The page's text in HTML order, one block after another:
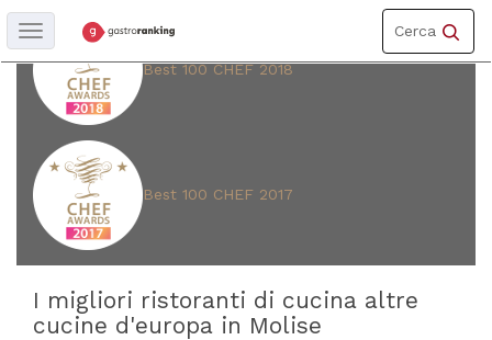
Toggle
navigation
Cerca
Best 100 CHEF 2018
Best 100 CHEF 2017
Toggle
navigation
REGIONE
Molise
PROVINCIA
Isernia
I migliori ristoranti di cucina altre
cucine d'europa in Molise